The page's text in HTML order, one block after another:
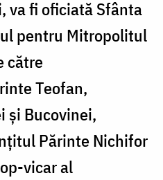
va fi oficiată Sfânta
pentru Mitropolitul
către
Teofan,
și Bucovinei,
Părinte Nichifor
vicar al